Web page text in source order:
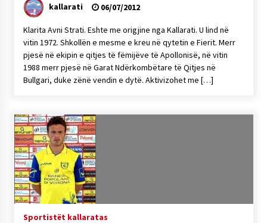
kallarati 06/07/2012
Klarita Avni Strati. Eshte me origjine nga Kallarati. U lind në
vitin 1972. Shkollën e mesme e kreu në qytetin e Fierit. Merr
pjesë në ekipin e qitjes të fëmijëve të Apollonisë, në vitin
1988 merr pjesë në Garat Ndërkombëtare të Qitjes në
Bullgari, duke zënë vendin e dytë. Aktivizohet me […]
Sportistët kallaratas